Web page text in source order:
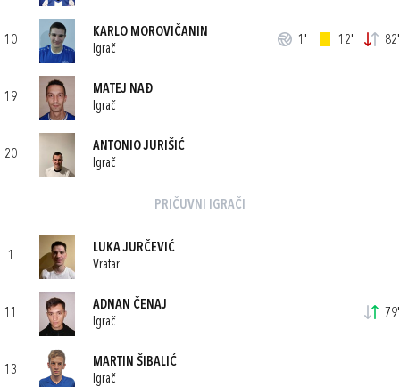
10
KARLO MOROVIČANIN
Igrač
1' 12' 82'
19
MATEJ NAĐ
Igrač
20
ANTONIO JURIŠIĆ
Igrač
PRIČUVNI IGRAČI
1
LUKA JURČEVIĆ
Vratar
11
ADNAN ČENAJ
Igrač
79'
13
MARTIN ŠIBALIĆ
Igrač